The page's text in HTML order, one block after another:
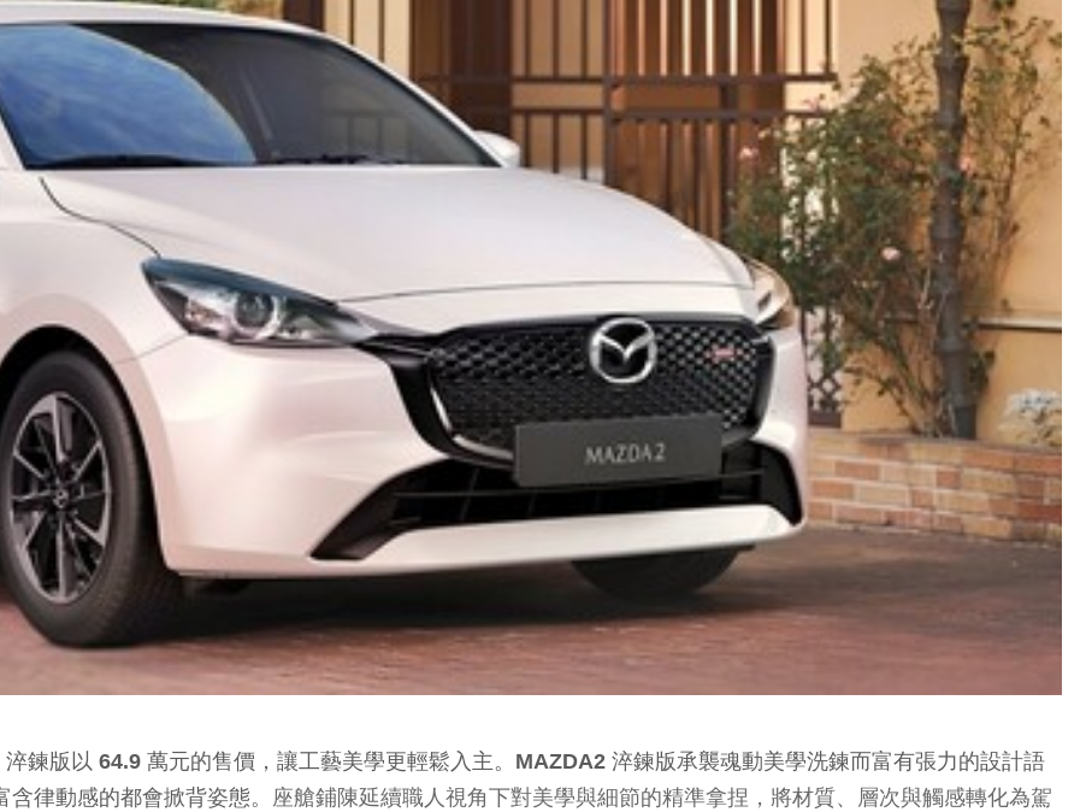
鍊版以 64.9 萬元的售價，讓工藝美學更輕鬆入主。MAZDA2 淬鍊版承襲魂動美學洗鍊而富有張力的設計語
律動感的都會掀背姿態。 座艙鋪陳延續職人視角下對美學與細節的精準拿捏，將材質、層次與觸感轉化為駕